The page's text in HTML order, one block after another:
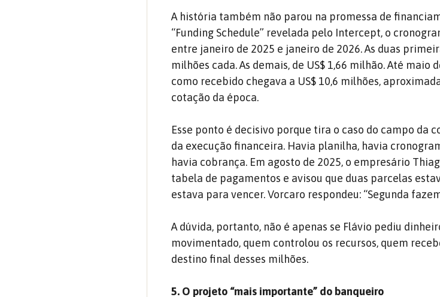
A história também não parou na promessa de
“Funding Schedule” revelada pelo Intercept, o
entre janeiro de 2025 e janeiro de 2026. As duas
milhões cada. As demais, de US$ 1,66 milhão. Até maio
como recebido chegava a US$ 10,6 milhões,
cotação da época.
Esse ponto é decisivo porque tira o caso do campo da
da execução financeira. Havia planilha, havia
havia cobrança. Em agosto de 2025, o empresário
tabela de pagamentos e avisou que duas parcelas
estava para vencer. Vorcaro respondeu: “Segunda
A dúvida, portanto, não é apenas se Flávio pediu
movimentado, quem controlou os recursos, quem
destino final desses milhões.
5. O projeto “mais importante” do banqueiro